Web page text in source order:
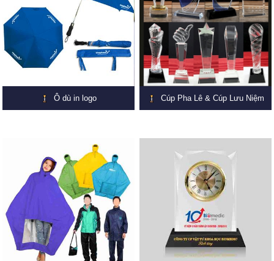
Ô dù in logo Cúp Pha Lê & Cúp Lưu Niệm